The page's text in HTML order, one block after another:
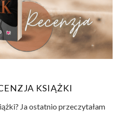
KSIĄŻKI
Ja ostatnio przeczytałam